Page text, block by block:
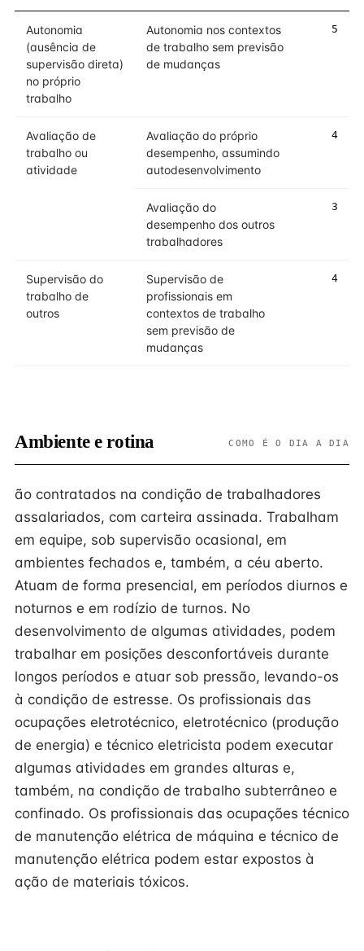
Autonomia
(ausência de
supervisão direta)
no próprio
trabalho
Autonomia nos contextos
de trabalho sem previsão
de mudanças
5
Avaliação de
trabalho ou
atividade
Avaliação do próprio
desempenho, assumindo
autodesenvolvimento
4
Avaliação do
desempenho dos outros
trabalhadores
3
Supervisão do
trabalho de
outros
Supervisão de
profissionais em
contextos de trabalho
sem previsão de
mudanças
4
Ambiente e rotina COMO É O DIA A DIA
ão contratados na condição de trabalhadores
assalariados, com carteira assinada. Trabalham
em equipe, sob supervisão ocasional, em
ambientes fechados e, também, a céu aberto.
Atuam de forma presencial, em períodos diurnos e
noturnos e em rodízio de turnos. No
desenvolvimento de algumas atividades, podem
trabalhar em posições desconfortáveis durante
longos períodos e atuar sob pressão, levando-os
à condição de estresse. Os profissionais das
ocupações eletrotécnico, eletrotécnico (produção
de energia) e técnico eletricista podem executar
algumas atividades em grandes alturas e,
também, na condição de trabalho subterrâneo e
confinado. Os profissionais das ocupações técnico
de manutenção elétrica de máquina e técnico de
manutenção elétrica podem estar expostos à
ação de materiais tóxicos.